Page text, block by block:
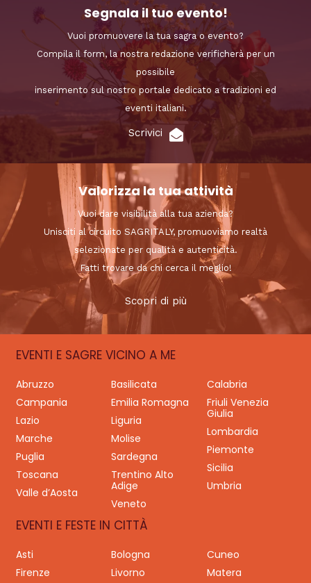
Segnala il tuo evento!
Vuoi promuovere la tua sagra o evento?
Compila il form, la nostra redazione verificherà per un
possibile
inserimento sul nostro portale dedicato a tradizioni ed
eventi italiani.
Scrivici
Valorizza la tua attività
Vuoi dare visibilità alla tua azienda?
Unisciti al circuito SAGRITALY, promuoviamo realtà
selezionate per qualità e autenticità.
Fatti trovare da chi cerca il meglio!
Scopri di più
EVENTI E SAGRE VICINO A ME
Abruzzo Basilicata
Calabria
Campania
Emilia Romagna
Friuli Venezia
Giulia
Lazio
Liguria
Lombardia
Marche
Molise
Piemonte
Puglia
Sardegna
Sicilia
Toscana
Trentino Alto
Adige
Umbria
Valle d’Aosta
Veneto
EVENTI E FESTE IN CITTÀ
Asti Bologna
Cuneo
Firenze
Livorno
Matera